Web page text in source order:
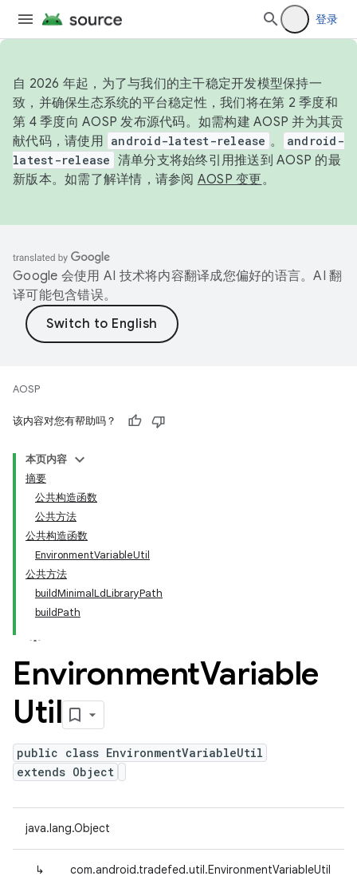
登录
自 2026 年起，为了与我们的主干稳定开发模型保持一
致，并确保生态系统的平台稳定性，我们将在第 2 季度和
第 4 季度向 AOSP 发布源代码。如需构建 AOSP 并为其贡
献代码，请使用 android-latest-release 。
android-
latest-release 清单分支将始终引用推送到 AOSP 的最
新版本。如需了解详情，请参阅 AOSP 变更。
Google 会使用 AI 技术将内容翻译成您偏好的语言。AI 翻
译可能包含错误。
AOSP
该内容对您有帮助吗？
本页内容
摘要
公共构造函数
公共方法
公共构造函数
EnvironmentVariableUtil
公共方法
buildMinimalLdLibraryPath
buildPath
EnvironmentVariable
Util
public class EnvironmentVariableUtil
extends Object
java.lang.Object
↳ com.android.tradefed.util.EnvironmentVariableUtil